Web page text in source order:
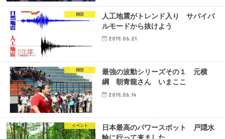
雑談
人工地震がトレンド入り サバイバ
ルモードから抜けよう
2019.06.21
雑談
最強の波動シリーズその１ 元横
綱 朝青龍さん いまここ
2019.06.14
イベント
日本最高のパワースポット 戸隠水